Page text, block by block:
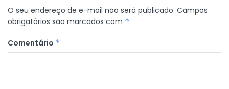
O seu endereço de e-mail não será publicado. Campos
obrigatórios são marcados com *
Comentário *